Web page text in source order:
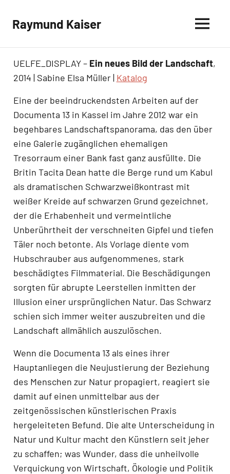
Raymund Kaiser
UELFE_DISPLAY – Ein neues Bild der Landschaft,
2014 | Sabine Elsa Müller | Katalog
Eine der beeindruckendsten Arbeiten auf der
Documenta 13 in Kassel im Jahre 2012 war ein
begehbares Landschaftspanorama, das den über
eine Galerie zugänglichen ehemaligen
Tresorraum einer Bank fast ganz ausfüllte. Die
Britin Tacita Dean hatte die Berge rund um Kabul
als dramatischen Schwarzweißkontrast mit
weißer Kreide auf schwarzen Grund gezeichnet,
der die Erhabenheit und vermeintliche
Unberührtheit der verschneiten Gipfel und tiefen
Täler noch betonte. Als Vorlage diente vom
Hubschrauber aus aufgenommenes, stark
beschädigtes Filmmaterial. Die Beschädigungen
sorgten für abrupte Leerstellen inmitten der
Illusion einer ursprünglichen Natur. Das Schwarz
schien sich immer weiter auszubreiten und die
Landschaft allmählich auszulöschen.
Wenn die Documenta 13 als eines ihrer
Hauptanliegen die Neujustierung der Beziehung
des Menschen zur Natur propagiert, reagiert sie
damit auf einen unmittelbar aus der
zeitgenössischen künstlerischen Praxis
hergeleiteten Befund. Die alte Unterscheidung in
Natur und Kultur macht den Künstlern seit jeher
zu schaffen; was Wunder, dass die unheilvolle
Verquickung von Wirtschaft, Ökologie und Politik